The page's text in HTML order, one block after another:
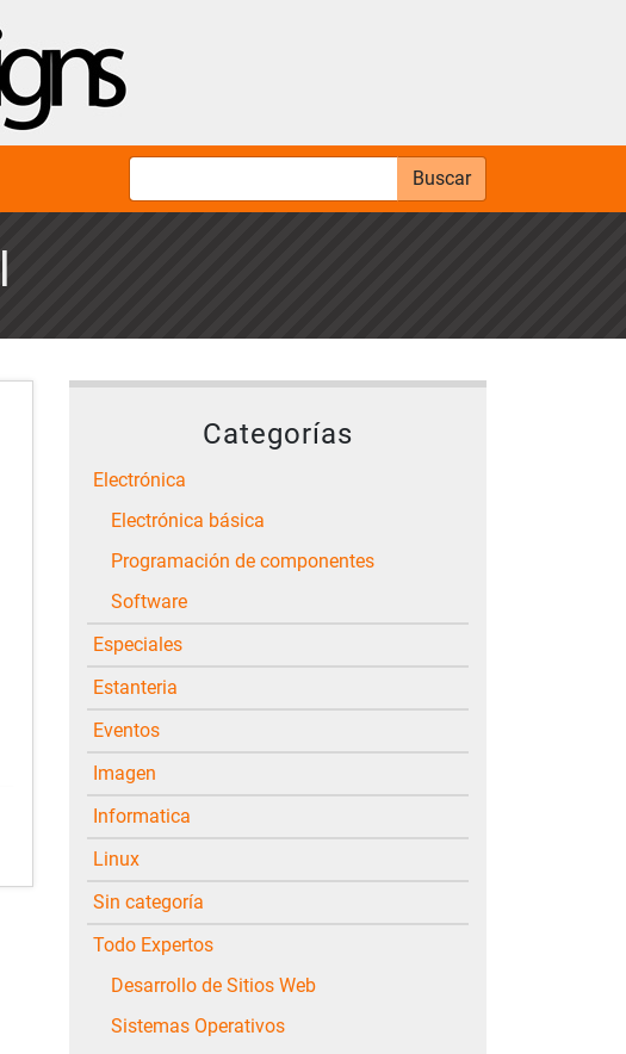
Buscar
Categorías
Electrónica
Electrónica básica
Programación de componentes
Software
Especiales
Estanteria
Eventos
Imagen
Informatica
Linux
Sin categoría
Todo Expertos
Desarrollo de Sitios Web
Sistemas Operativos